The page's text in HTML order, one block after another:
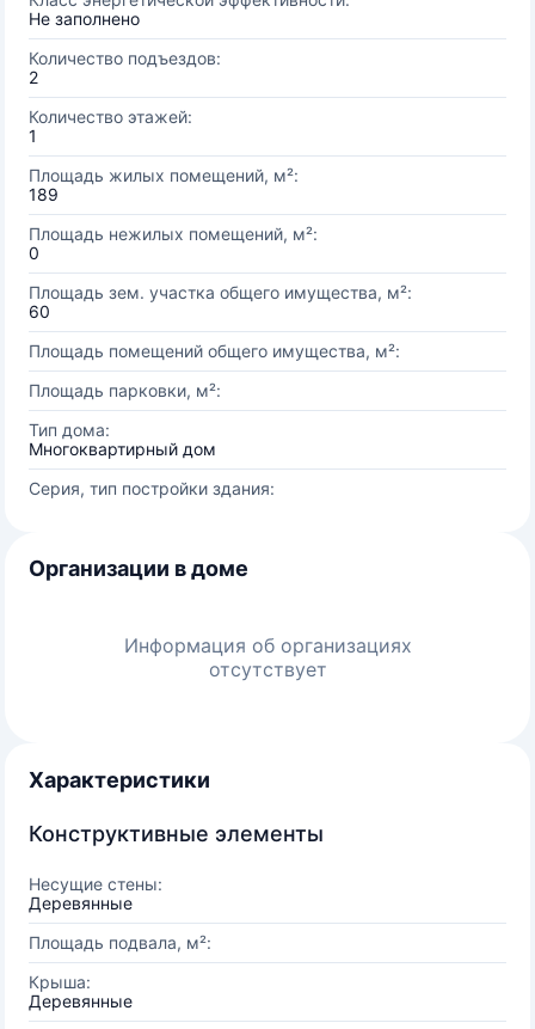
Не заполнено
Количество подъездов:
2
Количество этажей:
1
Площадь жилых помещений, м²:
189
Площадь нежилых помещений, м²:
0
Площадь зем. участка общего имущества, м²:
60
Площадь помещений общего имущества, м²:
Площадь парковки, м²:
Тип дома:
Многоквартирный дом
Серия, тип постройки здания:
Организации в доме
Информация об организациях
отсутствует
Характеристики
Конструктивные элементы
Несущие стены:
Деревянные
Площадь подвала, м²:
Крыша:
Деревянные